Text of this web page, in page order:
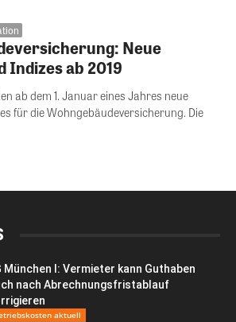
Neue
Indizes ab 2019
ab dem 1. Januar eines Jahres neue
für die Wohngebäudeversicherung. Die
München I: Vermieter kann Guthaben
nach Abrechnungsfristablauf
aktuell